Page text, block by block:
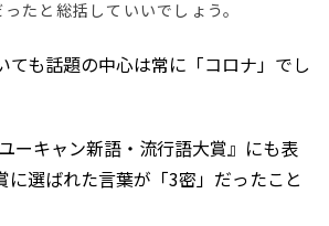
たと総括していいでしょう。
ても話題の中心は常に「コロナ」でし
ーキャン新語・流行語大賞』にも表
に選ばれた言葉が「3密」だったこと